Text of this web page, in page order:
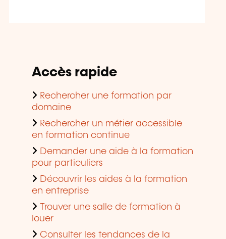
Accès rapide
Rechercher une formation par
domaine
Rechercher un métier accessible
en formation continue
Demander une aide à la formation
pour particuliers
Découvrir les aides à la formation
en entreprise
Trouver une salle de formation à
louer
Consulter les tendances de la